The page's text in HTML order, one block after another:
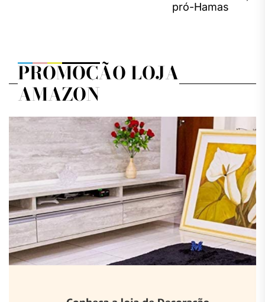
pró-Hamas
PROMOÇÃO LOJA
AMAZON